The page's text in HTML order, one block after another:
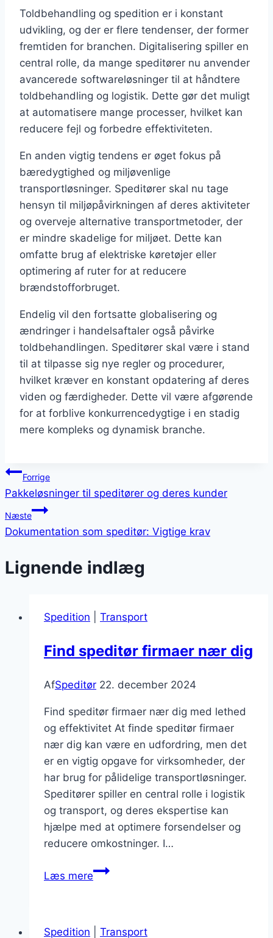
Toldbehandling og spedition er i konstant
udvikling, og der er flere tendenser, der former
fremtiden for branchen. Digitalisering spiller en
central rolle, da mange speditører nu anvender
avancerede softwareløsninger til at håndtere
toldbehandling og logistik. Dette gør det muligt
at automatisere mange processer, hvilket kan
reducere fejl og forbedre effektiviteten.
En anden vigtig tendens er øget fokus på
bæredygtighed og miljøvenlige
transportløsninger. Speditører skal nu tage
hensyn til miljøpåvirkningen af deres aktiviteter
og overveje alternative transportmetoder, der
er mindre skadelige for miljøet. Dette kan
omfatte brug af elektriske køretøjer eller
optimering af ruter for at reducere
brændstofforbruget.
Endelig vil den fortsatte globalisering og
ændringer i handelsaftaler også påvirke
toldbehandlingen. Speditører skal være i stand
til at tilpasse sig nye regler og procedurer,
hvilket kræver en konstant opdatering af deres
viden og færdigheder. Dette vil være afgørende
for at forblive konkurrencedygtige i en stadig
mere kompleks og dynamisk branche.
Indlægsnavigation
Forrige
Pakkeløsninger til speditører og deres kunder
Næste
Dokumentation som speditør: Vigtige krav
Lignende indlæg
Spedition Transport
Find speditør firmaer nær dig
AfSpeditør 22. december 2024
Find speditør firmaer nær dig med lethed
og effektivitet At finde speditør firmaer
nær dig kan være en udfordring, men det
er en vigtig opgave for virksomheder, der
har brug for pålidelige transportløsninger.
Speditører spiller en central rolle i logistik
og transport, og deres ekspertise kan
hjælpe med at optimere forsendelser og
reducere omkostninger. I…
Læs mereFind
dig
Spedition Transport